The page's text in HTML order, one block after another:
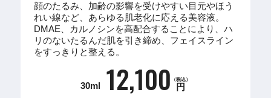
顔のたるみ、加齢の影響を受けやすい目元やほう
れい線など、あらゆる肌老化に応える美容液。
DMAE、カルノシンを高配合することにより、ハ
リのないたるんだ肌を引き締め、フェイスライン
をすっきりと整える。
30ml 12,100 （税込）
円